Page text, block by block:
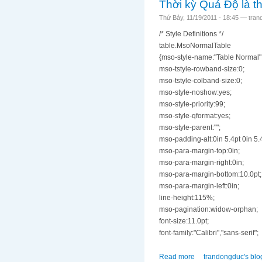
Thời kỳ Quá Độ là
Thứ Bảy, 11/19/2011 - 18:45 —
/* Style Definitions */
table.MsoNormalTable
{mso-style-name:"Table
mso-tstyle-rowband-size:0;
mso-tstyle-colband-size:0;
mso-style-noshow:yes;
mso-style-priority:99;
mso-style-qformat:yes;
mso-style-parent:"";
mso-padding-alt:0in 5.4pt 0in
mso-para-margin-top:0in;
mso-para-margin-right:0in;
mso-para-margin-bottom:10.0pt;
mso-para-margin-left:0in;
line-height:115%;
mso-pagination:widow-orphan;
font-size:11.0pt;
font-family:"Calibri","sans-serif";
Read more about Thời kỳ Quá
trandongduc's